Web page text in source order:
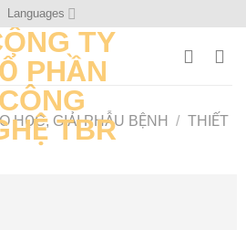
Languages
HỌC, GIẢI PHẪU BỆNH / THIẾT